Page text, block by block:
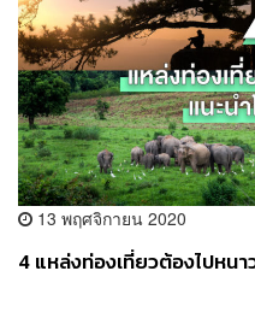
13 พฤศจิกายน 2020
4 แหล่งท่องเที่ยวต้องไปหน